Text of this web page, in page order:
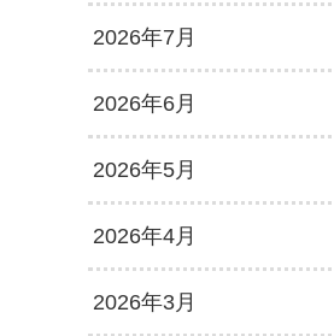
2026年7月
2026年6月
2026年5月
2026年4月
2026年3月